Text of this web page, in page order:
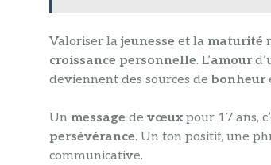
Valoriser la jeunesse et la maturité
croissance personnelle. L’amour
deviennent des sources debonheur
Un message de vœux pour 17 ans,
persévérance. Un ton positif, une
communicative.